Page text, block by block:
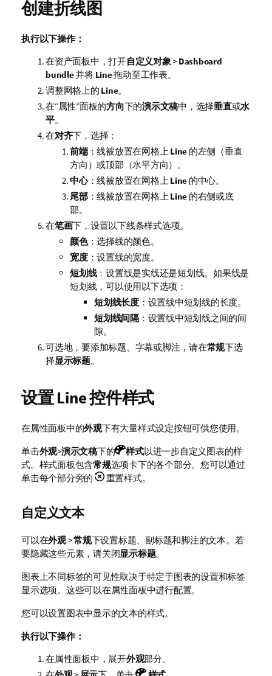
创建折线图
执行以下操作：
在资产面板中，打开自定义对象> Dashboard
bundle并将 Line拖动至工作表。
调整网格上的 Line。
在“属性”面板的方向下的演示文稿中，选择垂直或水
平。
在对齐下，选择：
前端：线被放置在网格上Line 的左侧（垂直
方向）或顶部（水平方向）。
中心：线被放置在网格上Line 的中心。
尾部：线被放置在网格上Line 的右侧或底
部。
在笔画下，设置以下线条样式选项。
颜色：选择线的颜色。
宽度：设置线的宽度。
短划线：设置线是实线还是短划线。如果线是
短划线，可以使用以下选项：
短划线长度：设置线中短划线的长度。
短划线间隔：设置线中短划线之间的间
隙。
可选地，要添加标题、字幕或脚注，请在常规下选
择显示标题。
设置Line控件样式
在属性面板中的外观下有大量样式设定按钮可供您使用。
单击外观>演示文稿下的 样式以进一步自定义图表的样
式。样式面板包含常规选项卡下的各个部分。您可以通过
单击每个部分旁的
重置样式。
自定义文本
可以在外观>常规下设置标题、副标题和脚注的文本。若
要隐藏这些元素，请关闭显示标题。
图表上不同标签的可见性取决于特定于图表的设置和标签
显示选项。这些可以在属性面板中进行配置。
您可以设置图表中显示的文本的样式。
执行以下操作：
在属性面板中，展开外观部分。